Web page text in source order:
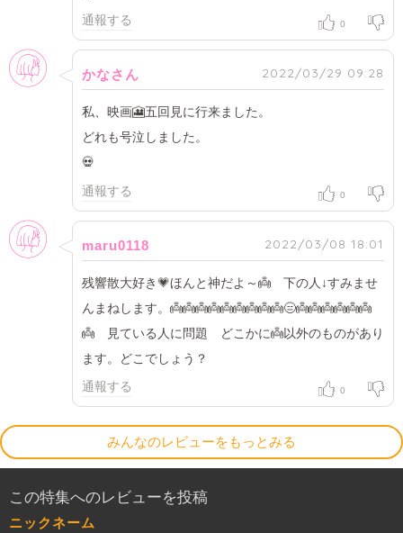
通報する
0
女性
かなさん 2022/03/29 09:28
私、映画🎦五回見に行来ました。
どれも号泣しました。
💀
通報する
0
女性
maru0118 2022/03/08 18:01
残響散大好き💗ほんと神だよ～👼 下の人↓すみませ
んまねします。👼👼👼👼👼👼👼👼👼😑👼👼👼👼👼👼
👼 見ている人に問題 どこかに👼以外のものがあり
ます。どこでしょう？
通報する
0
みんなのレビューをもっとみる
この特集へのレビューを投稿
ニックネーム